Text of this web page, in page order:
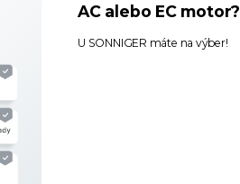
AC alebo EC motor?
U SONNIGER máte na výber!